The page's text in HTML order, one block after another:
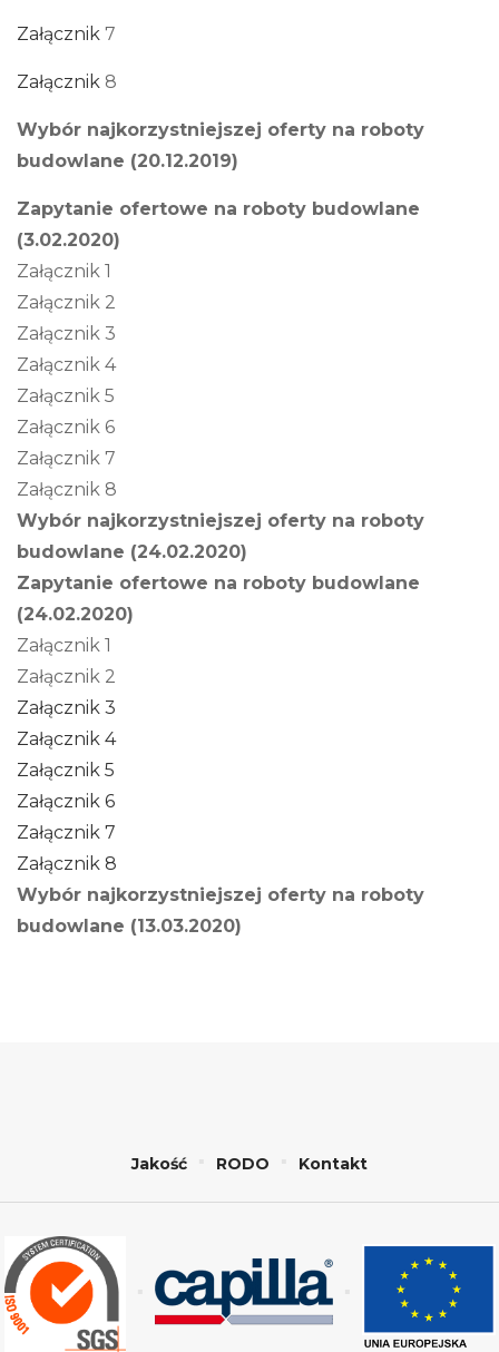
Załącznik 7
Załącznik 8
Wybór najkorzystniejszej oferty na roboty
budowlane (20.12.2019)
Zapytanie ofertowe na roboty budowlane
(3.02.2020)
Załącznik 1
Załącznik 2
Załącznik 3
Załącznik 4
Załącznik 5
Załącznik 6
Załącznik 7
Załącznik 8
Wybór najkorzystniejszej oferty na roboty
budowlane (24.02.2020)
Zapytanie ofertowe na roboty budowlane
(24.02.2020)
Załącznik 1
Załącznik 2
Załącznik 3
Załącznik 4
Załącznik 5
Załącznik 6
Załącznik 7
Załącznik 8
Wybór najkorzystniejszej oferty na roboty
budowlane (13.03.2020)
Jakość RODO Kontakt